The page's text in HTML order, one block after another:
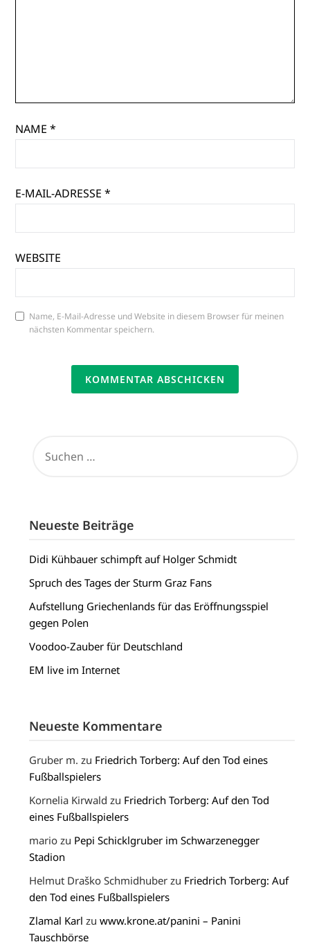
NAME*
E-MAIL-ADRESSE*
WEBSITE
Name, E-Mail-Adresse und Website in diesem Browser für meinen
nächsten Kommentar speichern.
NACH:
Neueste Beiträge
Didi Kühbauer schimpft auf Holger Schmidt
Spruch des Tages der Sturm Graz Fans
Aufstellung Griechenlands für das Eröffnungsspiel
gegen Polen
Voodoo-Zauber für Deutschland
EM live im Internet
Neueste Kommentare
Gruber m. zu Friedrich Torberg: Auf den Tod eines
Fußballspielers
Kornelia Kirwald zu Friedrich Torberg: Auf den Tod
eines Fußballspielers
mario zu Pepi Schicklgruber im Schwarzenegger
Stadion
Helmut Draško Schmidhuber zu Friedrich Torberg: Auf
den Tod eines Fußballspielers
Zlamal Karl zuwww.krone.at/panini – Panini
Tauschbörse